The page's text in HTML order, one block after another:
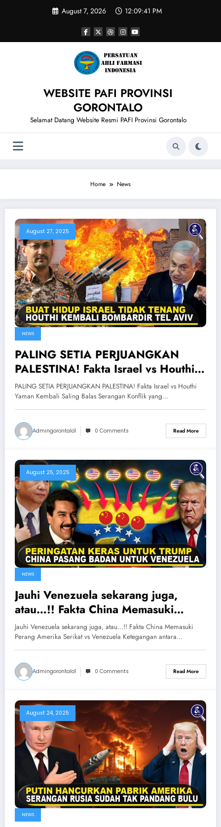
August 7, 2026 12:09:41 PM
WEBSITE PAFI PROVINSI
GORONTALO
Selamat Datang Website Resmi PAFI Provinsi Gorontalo
Home News
August 27, 2025
NEWS
PALING SETIA PERJUANGKAN
PALESTINA! Fakta Israel vs Houthi
Yaman Kembali Saling Balas
Serangan
PALING SETIA PERJUANGKAN PALESTINA! Fakta Israel vs Houthi
Yaman Kembali Saling Balas Serangan Konflik yang…
Admingorontalo1 0 Comments Read More
August 25, 2025
NEWS
Jauhi Venezuela sekarang juga,
atau…!! Fakta China Memasuki
Perang Amerika Serikat vs
Venezuela
Jauhi Venezuela sekarang juga, atau...!! Fakta China Memasuki
Perang Amerika Serikat vs Venezuela Ketegangan antara…
Admingorontalo1 0 Comments Read More
August 24, 2025
NEWS